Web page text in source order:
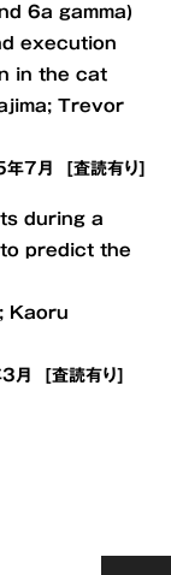
6a gamma)
execution
in the cat
Trevor
7月 [査読有り]
during a
predict the
Kaoru
[査読有り]